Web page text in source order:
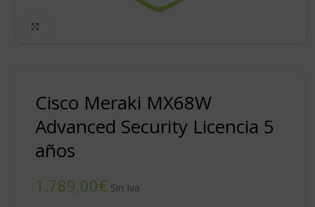
Cisco Meraki MX68W
Advanced Security Licencia 5
años
€